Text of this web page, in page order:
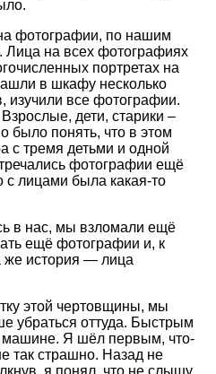
фотографии, по нашим
Лица на всех фотографиях
портретах на
в шкафу несколько
все фотографии.
дети, старики –
было понять, что в этом
с тремя детьми и одной
фотографии ещё
с лицами была какая-то
в нас, мы взломали ещё
ещё фотографии и, к
же история — лица
этой чертовщины, мы
убраться оттуда. Быстрым
машине. Я шёл первым, что-
так страшно. Назад не
я понял, что не слышу